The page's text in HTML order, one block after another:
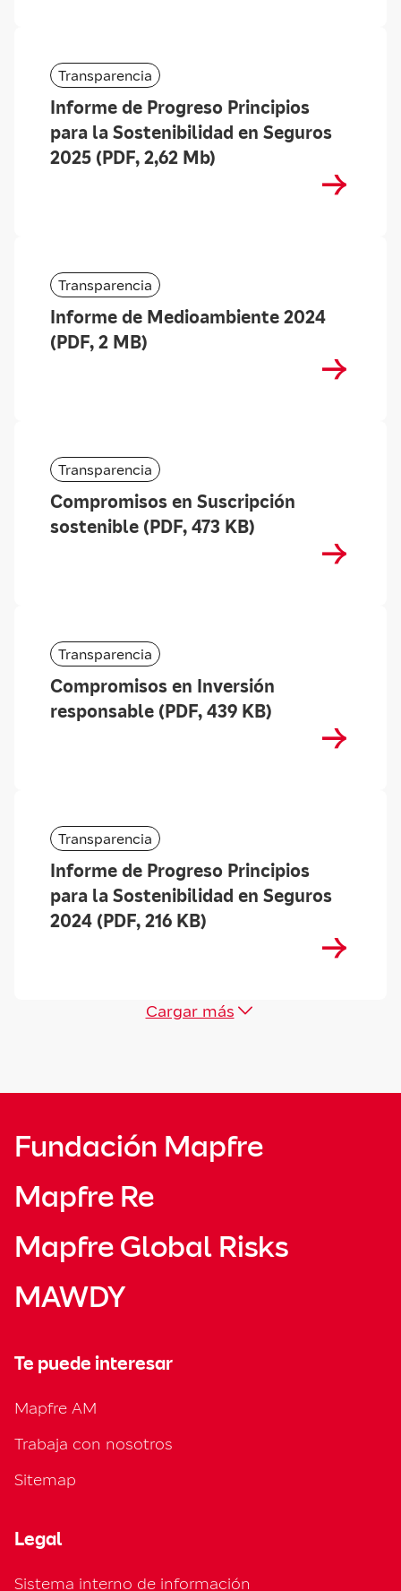
Transparencia
Informe de Progreso Principios
para la Sostenibilidad en Seguros
2025 (PDF, 2,62 Mb)
Transparencia
Informe de Medioambiente 2024
(PDF, 2 MB)
Transparencia
Compromisos en Suscripción
sostenible (PDF, 473 KB)
Transparencia
Compromisos en Inversión
responsable (PDF, 439 KB)
Transparencia
Informe de Progreso Principios
para la Sostenibilidad en Seguros
2024 (PDF, 216 KB)
Cargar más
Fundación Mapfre
Mapfre Re
Mapfre Global Risks
MAWDY
Te puede interesar
Mapfre AM
Trabaja con nosotros
Sitemap
Legal
Sistema interno de información